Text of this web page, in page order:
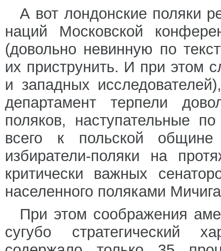
А вот лондонские поляки
наций Московской
(довольно невинную по
их приструнить. И при этом
и западных
департамент терпели
поляков, наступательные
всего к польской
избиратели-поляки на
критически важных
населенного поляками
При этом соображения
сугубо стратегический